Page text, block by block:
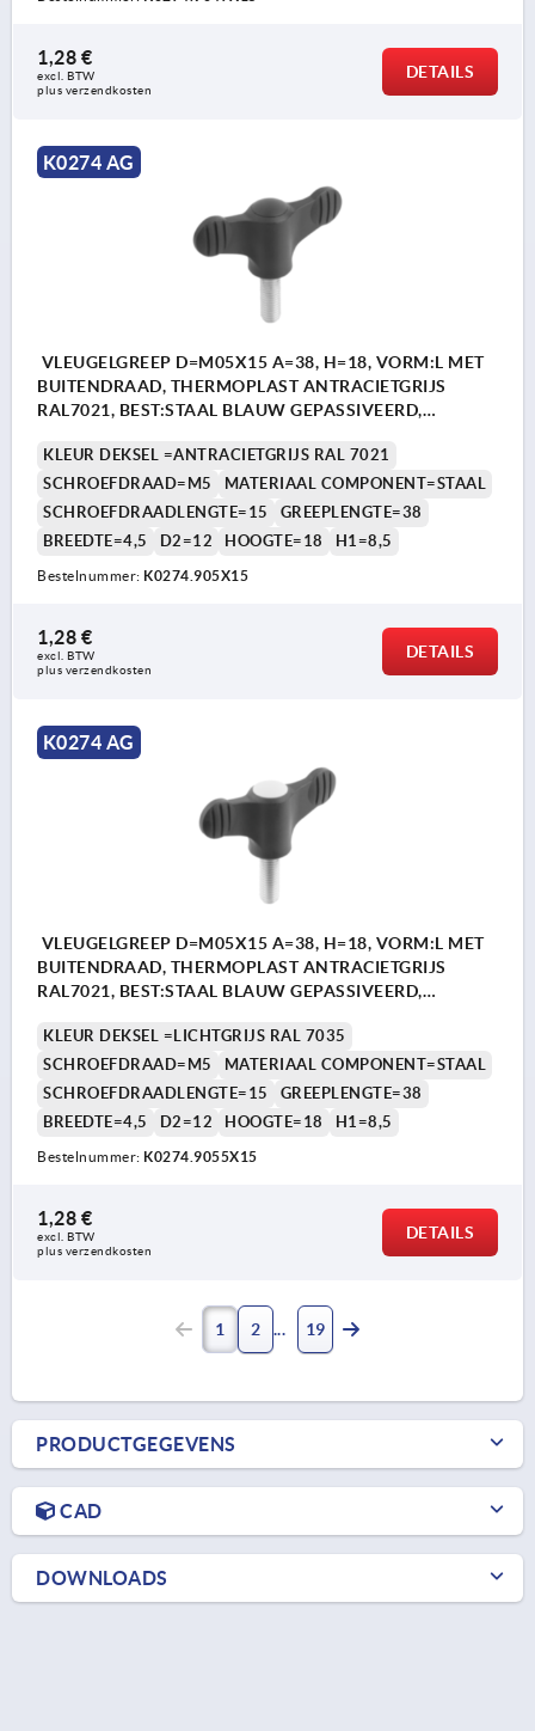
1,28 €
excl. BTW
plus verzendkosten
DETAILS
K0274 AG
VLEUGELGREEP D=M05X15 A=38, H=18, VORM:L MET
BUITENDRAAD, THERMOPLAST ANTRACIETGRIJS
RAL7021, BEST:STAAL BLAUW GEPASSIVEERD,
KLEUR DEKSEL =ANTRACIETGRIJS RAL 7021
SCHROEFDRAAD=M5
MATERIAAL COMPONENT=STAAL
SCHROEFDRAADLENGTE=15
GREEPLENGTE=38
BREEDTE=4,5
D2=12 HOOGTE=18 H1=8,5
Bestelnummer: K0274.905X15
1,28 €
excl. BTW
plus verzendkosten
DETAILS
K0274 AG
VLEUGELGREEP D=M05X15 A=38, H=18, VORM:L MET
BUITENDRAAD, THERMOPLAST ANTRACIETGRIJS
RAL7021, BEST:STAAL BLAUW GEPASSIVEERD,
KLEUR DEKSEL =LICHTGRIJS RAL 7035
SCHROEFDRAAD=M5
MATERIAAL COMPONENT=STAAL
SCHROEFDRAADLENGTE=15
GREEPLENGTE=38
BREEDTE=4,5
D2=12 HOOGTE=18 H1=8,5
Bestelnummer: K0274.9055X15
1,28 €
excl. BTW
plus verzendkosten
DETAILS
1 2 19
PRODUCTGEGEVENS
CAD
DOWNLOADS